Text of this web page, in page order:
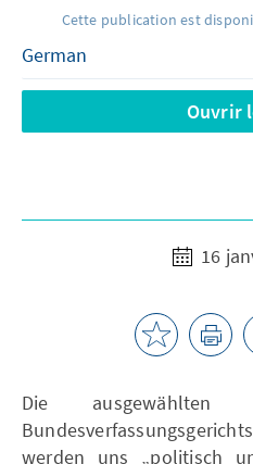
Cette publication est
Ouvrir
16
Die ausgewählten
werden uns „politisch